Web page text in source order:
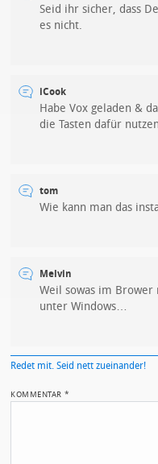
Seid ihr sicher, dass
es nicht.
iCook
Habe Vox geladen &
die Tasten dafür
tom
Wie kann man das
Melvin
Weil sowas im Brower
unter Windows…
Redet mit. Seid nett zueinander!
KOMMENTAR*